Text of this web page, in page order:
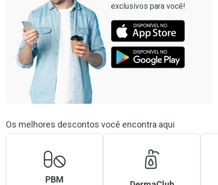
exclusivos para você!
Os melhores descontos você encontra aqui
PBM